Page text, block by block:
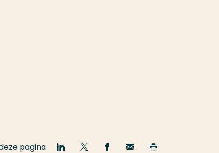
pagina
Deel
Deel
Deel
Email